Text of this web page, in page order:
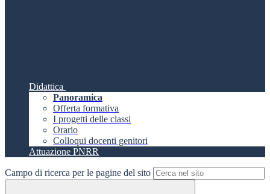
Didattica
Panoramica
Offerta formativa
I progetti delle classi
Orario
Colloqui docenti genitori
Attuazione PNRR
Campo di ricerca per le pagine del sito